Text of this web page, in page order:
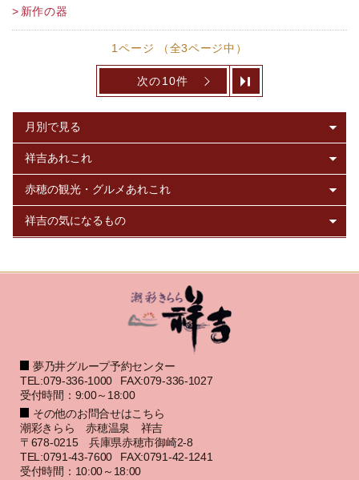
新作の器
1ページ （全3ページ中）
次の10件
夢乃井グループ予約センター
TEL:079-336-1000
FAX:079-336-1027
受付時間：9:00～18:00
その他のお問合せはこちら
潮彩きらら 赤穂温泉 祥吉
〒678-0215 兵庫県赤穂市御崎2-8
TEL:0791-43-7600
FAX:0791-42-1241
受付時間：10:00～18:00